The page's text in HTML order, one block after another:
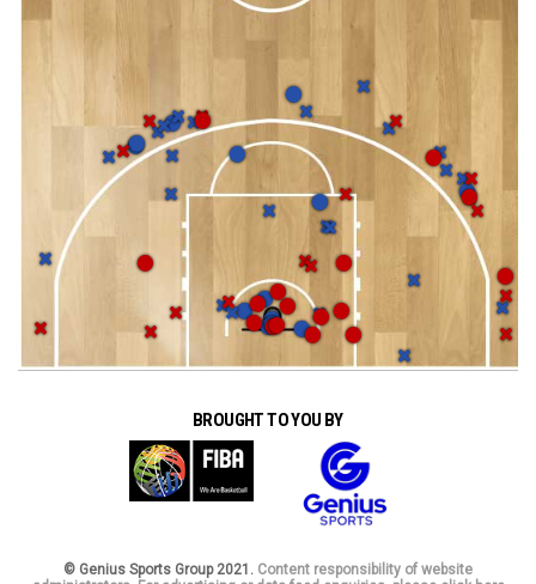
BROUGHT TO YOU BY
© Genius Sports Group 2021. Content responsibility of website